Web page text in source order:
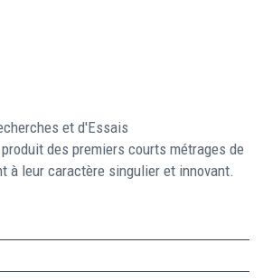
et d'Essais
des premiers courts métrages de
à leur caractère singulier et innovant.